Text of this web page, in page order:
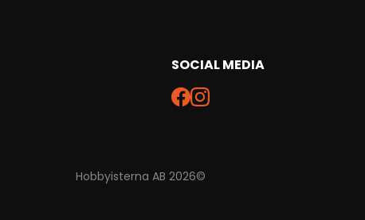
SOCIAL MEDIA
Hobbyisterna AB 2026©